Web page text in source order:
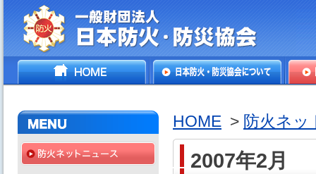
一般財団法人日本防火・防
HOME
HOME > 防火ネッ
2007年2月